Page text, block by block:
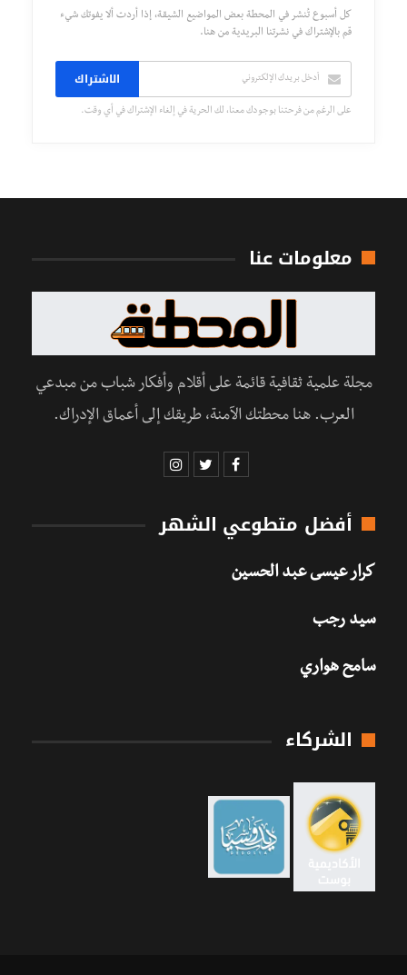
كل أسبوع تُنشر في المحطة بعض المواضيع الشيقة، إذا أردت ألا يفوتك شيء
قم بالإشتراك في نشرتنا البريدية من هنا.
الاشتراك
على الرغم من فرحتنا بوجودك معنا، لك الحرية في إلغاء الإشتراك في أي وقت.
معلومات عنا
مجلة علمية ثقافية قائمة على أقلام وأفكار شباب من مبدعي
العرب. هنا محطتك الآمنة، طريقك إلى أعماق الإدراك.
أفضل متطوعي الشهر
كرار عيسى عبد الحسين
سيد رجب
سامح هواري
الشركاء